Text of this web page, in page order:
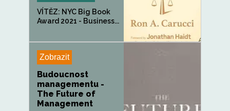
VÍTĚZ: NYC Big Book
Award 2021 - Business...
Zobrazit
Budoucnost
managementu -
The Future of
Management